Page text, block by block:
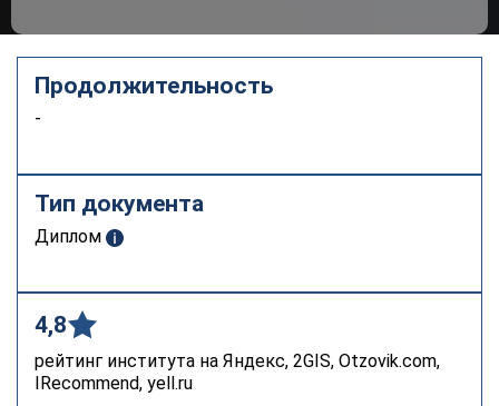
Продолжительность
-
Тип документа
Диплом
4,8
рейтинг института на Яндекс, 2GIS, Otzovik.com,
IRecommend, yell.ru